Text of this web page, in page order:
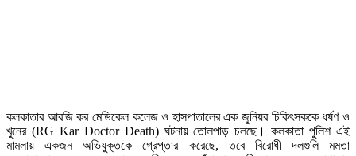
কলকাতার আরজি কর মেডিকেল কলেজ ও হাসপাতালের এক জুনিয়র চিকিৎসককে ধর্ষণ ও
খুনের (RG Kar Doctor Death) ঘটনায় তোলপাড় চলছে। কলকাতা পুলিশ এই
মামলায় একজন অভিযুক্তকে গ্রেপ্তার করেছে, তবে বিরোধী দলগুলি মমতা